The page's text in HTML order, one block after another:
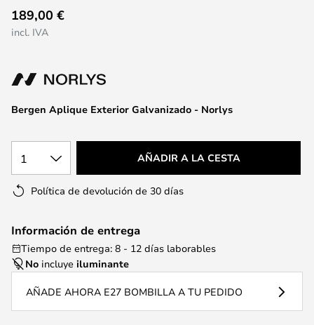
comienzo
galería
deBergen Aplique Exterior Galvanizado - Norlys
189,00 €
incl. IVA
1 AÑADIR A LA CESTA
Política de devolución de 30 días
Información de entrega
Tiempo de entrega: 8 - 12 días laborables
No incluye iluminante
AÑADE AHORA E27 BOMBILLA A TU PEDIDO